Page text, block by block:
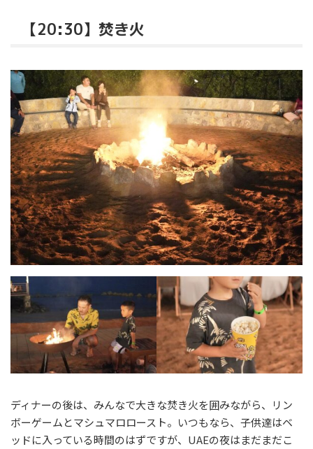
【20:30】焚き火
ディナーの後は、みんなで大きな焚き火を囲みながら、リン
ボーゲームとマシュマロロースト。いつもなら、子供達はベ
ッドに入っている時間のはずですが、UAEの夜はまだまだこ